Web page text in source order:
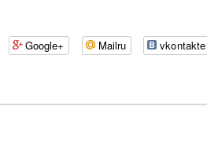
Google+ Mailru vkontakte